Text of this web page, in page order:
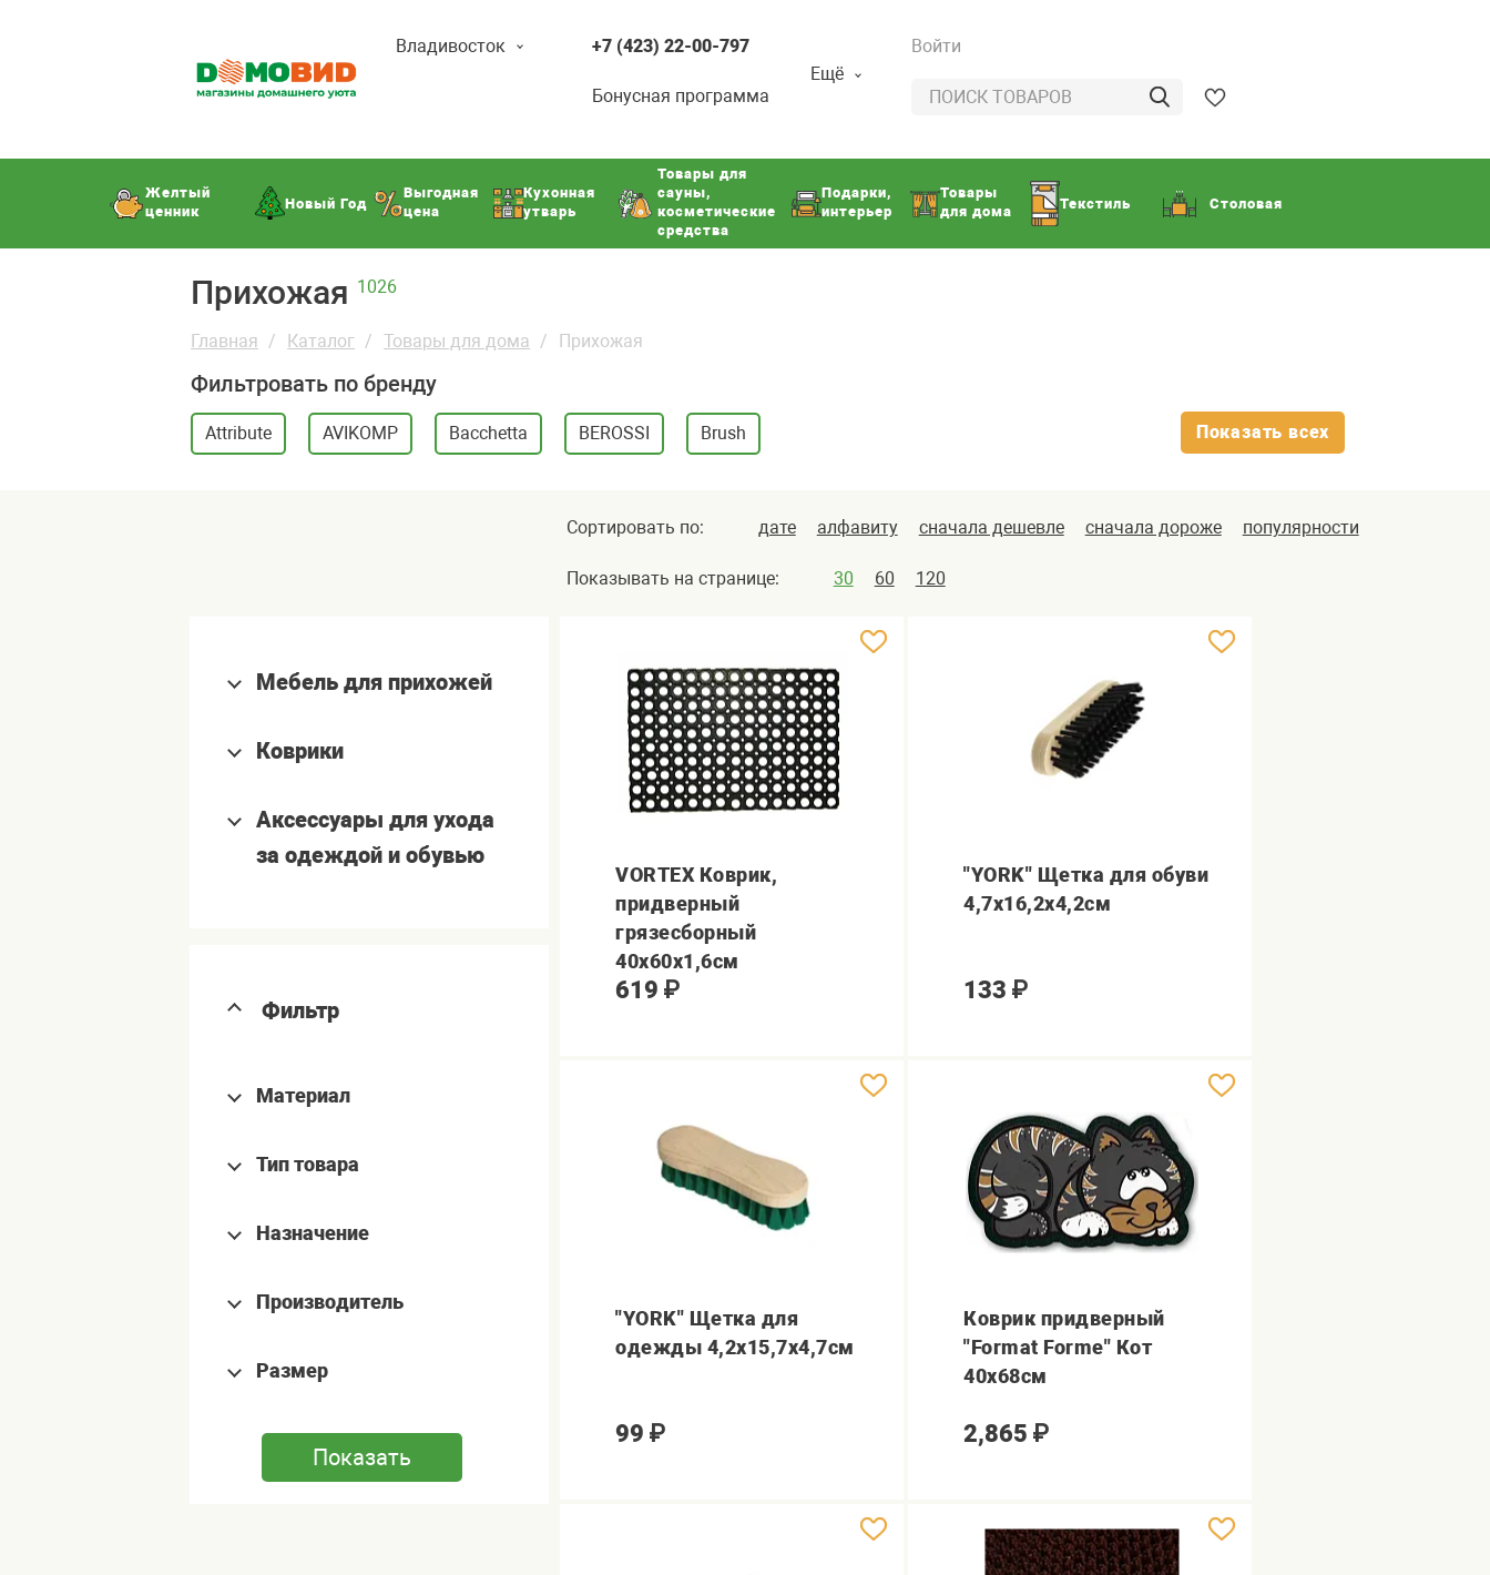
Владивосток +7 (423) 22-00-797
Бонусная программа
Ещё
Войти
Желтый
ценник
Новый Год
Выгодная
цена
Кухонная
утварь
Товары для
сауны,
косметические
средства
Подарки,
интерьер
Товары
для дома
Текстиль Столовая
Прихожая 1026
Главная Каталог Товары для дома Прихожая
Фильтровать по бренду
Attribute AVIKOMP Bacchetta BEROSSI Brush Показать всех
Сортировать по: дате алфавиту сначала дешевле сначала дороже популярности
Показывать на странице: 30 60 120
Мебель для прихожей
Коврики
Аксессуары для ухода
за одеждой и обувью
Фильтр
Материал
Тип товара
Назначение
Производитель
Размер
VORTEX Коврик,
придверный
грязесборный
40х60х1,6см
619 ₽
"YORK" Щетка для обуви
4,7х16,2х4,2см
133 ₽
"YORK" Щетка для
одежды 4,2х15,7х4,7см
99 ₽
Коврик придверный
"Format Forme" Кот
40х68см
2,865 ₽